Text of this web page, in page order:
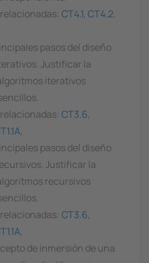
CT4.1, CT4.2,
pasos del diseño
Justificar la
iterativos
CT3.6,
,
pasos del diseño
Justificar la
recursivos
CT3.6,
,
de inmersión de una